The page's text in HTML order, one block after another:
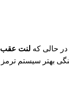
حالی که لنت عقب